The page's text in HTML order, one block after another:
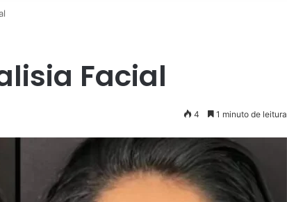
Facial
4 1 minuto de leitura